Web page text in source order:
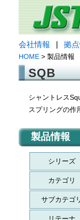
会社情報 拠
HOME > 製品情報
SQB
シャントレス
スプリングの作
製品情報
シリーズ
カテゴリ
サブカテゴ